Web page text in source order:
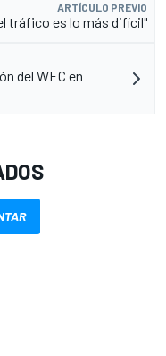
ARTÍCULO PREVIO
tráfico es lo más difícil"
del WEC en